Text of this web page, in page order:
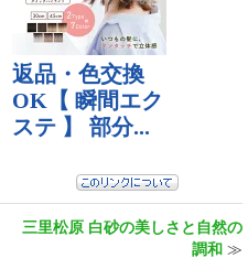
三里松原 白砂の美しさと自然の
調和 ≫